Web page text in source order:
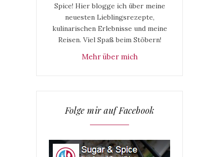
Spice! Hier blogge ich über meine
neuesten Lieblingsrezepte,
kulinarischen Erlebnisse und meine
Reisen. Viel Spaß beim Stöbern!
Mehr über mich
Folge mir auf Facebook